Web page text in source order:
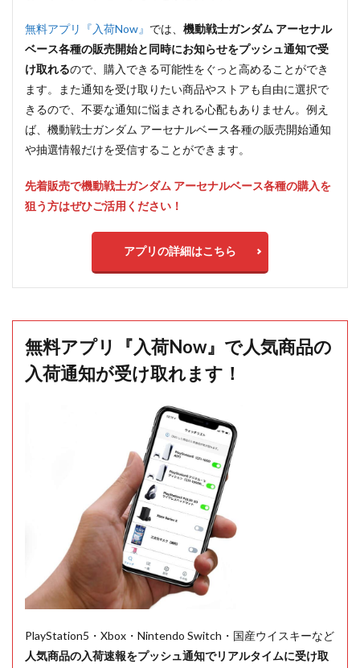
無料アプリ『入荷Now』 では、 機動戦士ガンダム アーセナル
ベース各種の販売開始と同時にお知らせをプッシュ通知で受
け取れるので、購入できる可能性をぐっと高めることができ
ます。また通知を受け取りたい商品やストアも自由に選択で
きるので、不要な通知に悩まされる心配もありません。例え
ば、機動戦士ガンダム アーセナルベース各種の販売開始通知
や抽選情報だけを受信することができます。
先着販売で機動戦士ガンダム アーセナルベース各種の購入を
狙う方はぜひご活用ください！
アプリの詳細はこちら
無料アプリ『入荷Now』で人気商品の
入荷通知が受け取れます！
PlayStation5・Xbox・Nintendo Switch・国産ウイスキーなど
人気商品の入荷速報をプッシュ通知でリアルタイムに受け取